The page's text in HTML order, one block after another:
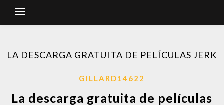
LA DESCARGA GRATUITA DE PELÍCULAS JERK
GILLARD14622
La descarga gratuita de películas